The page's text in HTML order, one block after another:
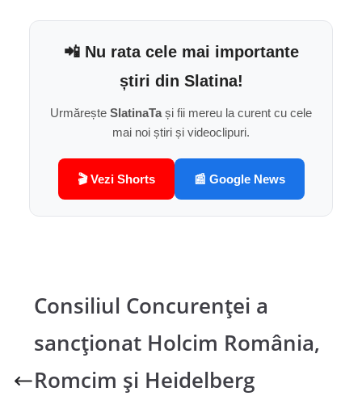
📲 Nu rata cele mai importante
știri din Slatina!
Urmărește SlatinaTași fii mereu la curent cu cele
mai noi știri și videoclipuri.
🎬 Vezi Shorts 📰 Google News
Consiliul Concurenței a
sancționat Holcim România,
Romcim și Heidelberg